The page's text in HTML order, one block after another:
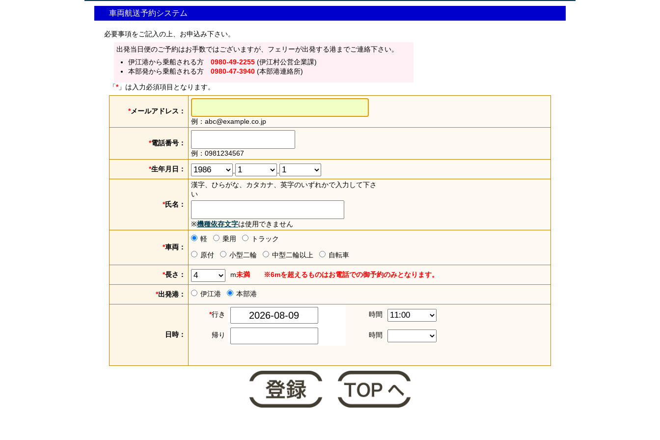
車両航送予約システム
必要事項をご記入の上、お申込み下さい。
出発当日便のご予約はお手数ではございますが、フェリーが出発する港までご連絡下さい。
伊江港から乗船される方 0980-49-2255 (伊江村公営企業課)
本部発から乗船される方 0980-47-3940 (本部港連絡所)
「*」は入力必須項目となります。
*メールアドレス：
例：abc@example.co.jp
*電話番号：
例：0981234567
*生年月日： - -
*氏名：
漢字、ひらがな、カタカナ、英字のいずれかで入力して下さ
い
※機種依存文字は使用できません
*車両：
軽 乗用 トラック
原付 小型二輪 中型二輪以上 自転車
*長さ： m未満 ※6mを超えるものはお電話での御予約のみとなります。
*出発港： 伊江港 本部港
日時：
*行き 時間
帰り 時間